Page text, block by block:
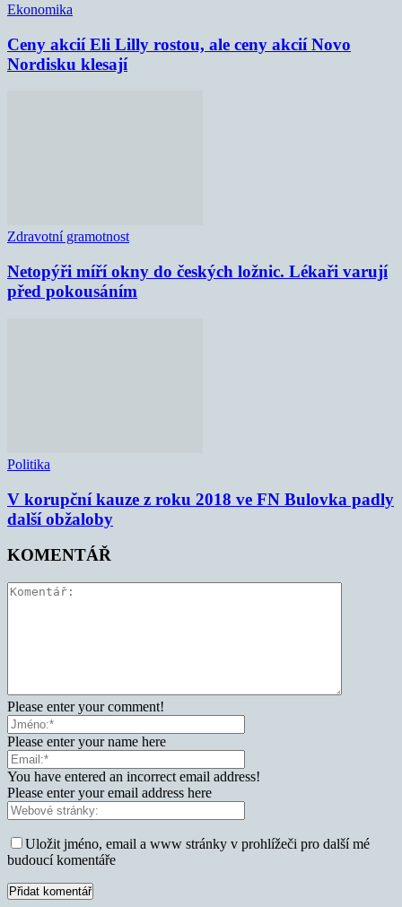
Ekonomika
Ceny akcií Eli Lilly rostou, ale ceny akcií Novo
Nordisku klesají
Zdravotní gramotnost
Netopýři míří okny do českých ložnic. Lékaři varují
před pokousáním
Politika
V korupční kauze z roku 2018 ve FN Bulovka padly
další obžaloby
KOMENTÁŘ
Please enter your comment!
Please enter your name here
You have entered an incorrect email address!
Please enter your email address here
Uložit jméno, email a www stránky v prohlížeči pro další mé
budoucí komentáře